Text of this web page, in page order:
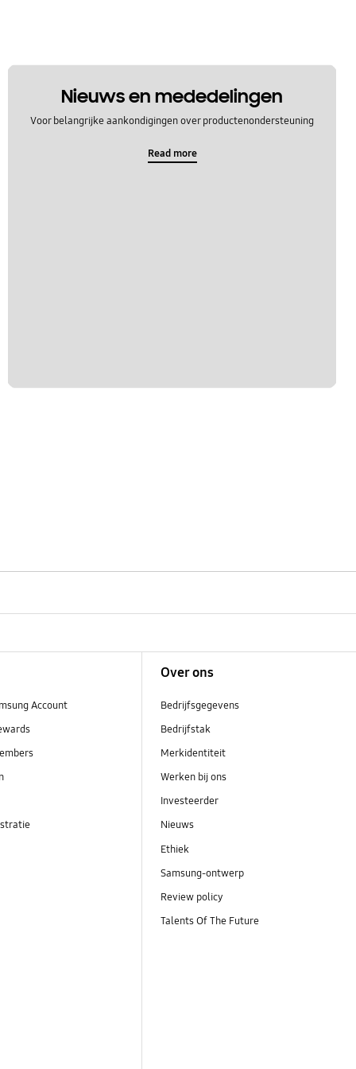
Nieuws en mededelingen
Voor belangrijke aankondigingen over productenondersteuning
Read more
Account
Over ons
Bedrijfsgegevens
Bedrijfstak
Merkidentiteit
Werken bij ons
Investeerder
Nieuws
Ethiek
Samsung-ontwerp
Review policy
Talents Of The Future